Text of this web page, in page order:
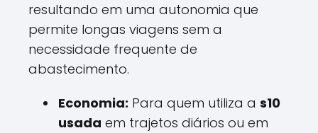
resultando em uma autonomia que
permite longas viagens sem a
necessidade frequente de
abastecimento.
Economia: Para quem utiliza a s10
usada em trajetos diários ou em